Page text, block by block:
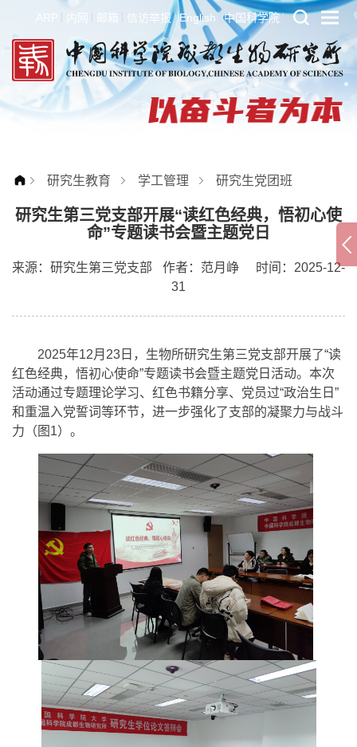
ARP 内网 邮箱 信访举报 English 中国科学院
研究生教育 学工管理 研究生党团班
研究生第三党支部开展“读红色经典，悟初心使
命”专题读书会暨主题党日
来源： 研究生第三党支部 作者： 范月峥
时间：2025-12-
31
2025年12月23日，生物所研究生第三党支部开展了“读
红色经典，悟初心使命”专题读书会暨主题党日活动。本次
活动通过专题理论学习、红色书籍分享、党员过“政治生日”
和重温入党誓词等环节，进一步强化了支部的凝聚力与战斗
力（图1）。